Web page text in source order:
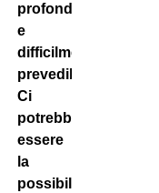
profonde
e
difficilmente
prevedibili
Ci
potrebbe
essere
la
possibilità